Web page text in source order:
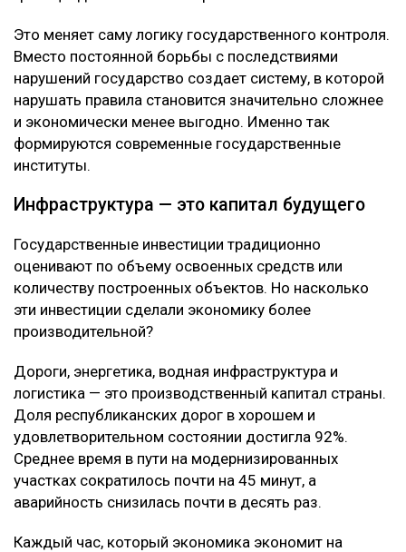
Это меняет саму логику государственного контроля.
Вместо постоянной борьбы с последствиями
нарушений государство создает систему, в которой
нарушать правила становится значительно сложнее
и экономически менее выгодно. Именно так
формируются современные государственные
институты.
Инфраструктура — это капитал будущего
Государственные инвестиции традиционно
оценивают по объему освоенных средств или
количеству построенных объектов. Но насколько
эти инвестиции сделали экономику более
производительной?
Дороги, энергетика, водная инфраструктура и
логистика — это производственный капитал страны.
Доля республиканских дорог в хорошем и
удовлетворительном состоянии достигла 92%.
Среднее время в пути на модернизированных
участках сократилось почти на 45 минут, а
аварийность снизилась почти в десять раз.
Каждый час, который экономика экономит на